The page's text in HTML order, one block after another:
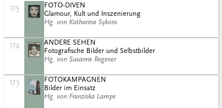
175
FOTO-DIVEN
Glamour, Kult und Inszenierung
Hg. von Katharina Sykora
174
ANDERE SEHEN
Fotografische Bilder und Selbstbilder
Hg. von Susanne Regener
173
FOTOKAMPAGNEN
Bilder im Einsatz
Hg. von Franziska Lampe